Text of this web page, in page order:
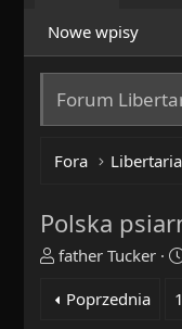
Nowe wpisy
Forum
Fora
Polska
T
r
father Tucker
Poprzednia
1